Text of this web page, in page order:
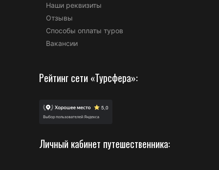
Наши реквизиты
Отзывы
Способы оплаты туров
Вакансии
Рейтинг сети «Турсфера»:
Личный кабинет путешественника: